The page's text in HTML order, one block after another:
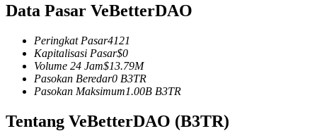
USDC Berjangka
Kontrak berjangka menggunakan USDC sebagai jaminannya
Data Pasar VeBetterDAO
Peringkat Pasar4121
Kapitalisasi Pasar$0
Volume 24 Jam$13.79M
Pasokan Beredar0 B3TR
Pasokan Maksimum1.00B B3TR
Tentang VeBetterDAO (B3TR)